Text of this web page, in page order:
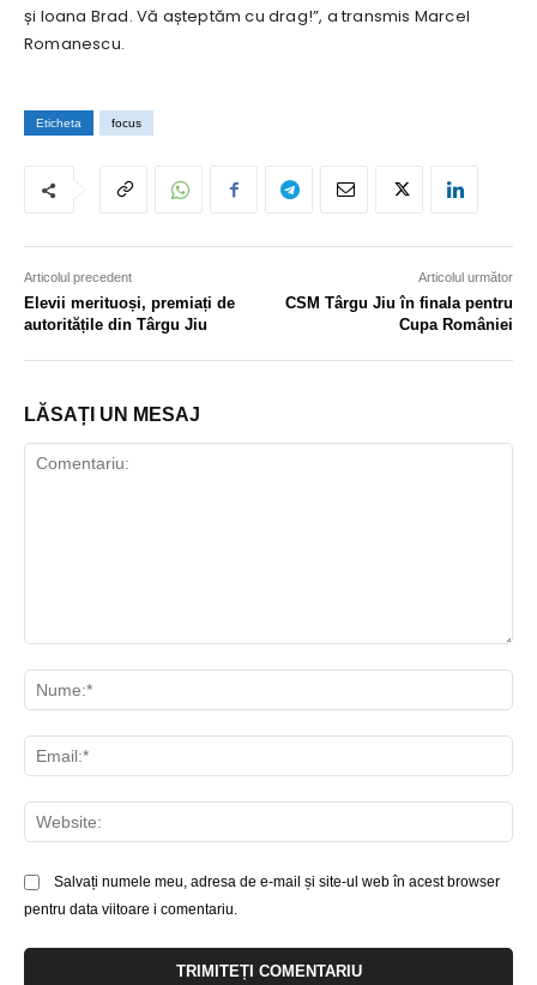
și Ioana Brad. Vă așteptăm cu drag!”, a transmis Marcel
Romanescu.
Eticheta focus
Articolul precedent
Elevii merituoși, premiați de
autoritățile din Târgu Jiu
Articolul următor
CSM Târgu Jiu în finala pentru
Cupa României
LĂSAȚI UN MESAJ
Salvați numele meu, adresa de e-mail și site-ul web în acest browser
pentru data viitoare i comentariu.